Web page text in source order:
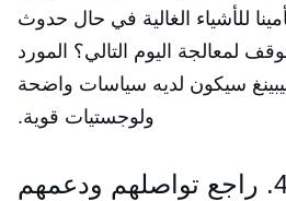
للأشياء الغالية في حال حدوث
لمعالجة اليوم التالي؟ المورد
سيكون لديه سياسات واضحة
ولوجستيات قوية.
ودعمهم